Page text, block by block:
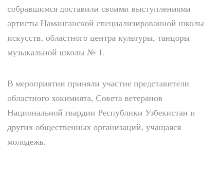
собравшимся доставили своими выступлениями
артисты Наманганской специализированной школы
искусств, областного центра культуры, танцоры
музыкальной школы № 1.
В мероприятии приняли участие представители
областного хокимията, Совета ветеранов
Национальной гвардии Республики Узбекистан и
других общественных организаций, учащаяся
молодежь.